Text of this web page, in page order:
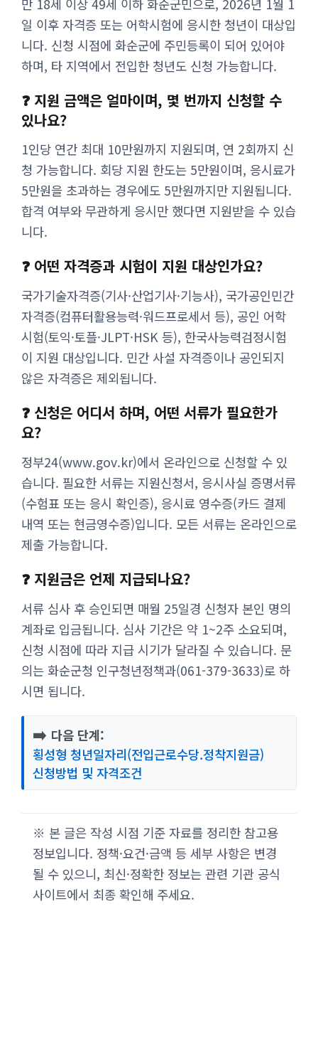
만 18세 이상 49세 이하 화순군민으로, 2026년 1월 1
일 이후 자격증 또는 어학시험에 응시한 청년이 대상입
니다. 신청 시점에 화순군에 주민등록이 되어 있어야
하며, 타 지역에서 전입한 청년도 신청 가능합니다.
❓ 지원 금액은 얼마이며, 몇 번까지 신청할 수
있나요?
1인당 연간 최대 10만원까지 지원되며, 연 2회까지 신
청 가능합니다. 회당 지원 한도는 5만원이며, 응시료가
5만원을 초과하는 경우에도 5만원까지만 지원됩니다.
합격 여부와 무관하게 응시만 했다면 지원받을 수 있습
니다.
❓ 어떤 자격증과 시험이 지원 대상인가요?
국가기술자격증(기사·산업기사·기능사), 국가공인민간
자격증(컴퓨터활용능력·워드프로세서 등), 공인 어학
시험(토익·토플·JLPT·HSK 등), 한국사능력검정시험
이 지원 대상입니다. 민간 사설 자격증이나 공인되지
않은 자격증은 제외됩니다.
❓ 신청은 어디서 하며, 어떤 서류가 필요한가
요?
정부24(www.gov.kr)에서 온라인으로 신청할 수 있
습니다. 필요한 서류는 지원신청서, 응시사실 증명서류
(수험표 또는 응시 확인증), 응시료 영수증(카드 결제
내역 또는 현금영수증)입니다. 모든 서류는 온라인으로
제출 가능합니다.
❓ 지원금은 언제 지급되나요?
서류 심사 후 승인되면 매월 25일경 신청자 본인 명의
계좌로 입금됩니다. 심사 기간은 약 1~2주 소요되며,
신청 시점에 따라 지급 시기가 달라질 수 있습니다. 문
의는 화순군청 인구청년정책과(061-379-3633)로 하
시면 됩니다.
➡️ 다음 단계:
횡성형 청년일자리(전입근로수당.정착지원금)
신청방법 및 자격조건
※ 본 글은 작성 시점 기준 자료를 정리한 참고용
정보입니다. 정책·요건·금액 등 세부 사항은 변경
될 수 있으니, 최신·정확한 정보는 관련 기관 공식
사이트에서 최종 확인해 주세요.